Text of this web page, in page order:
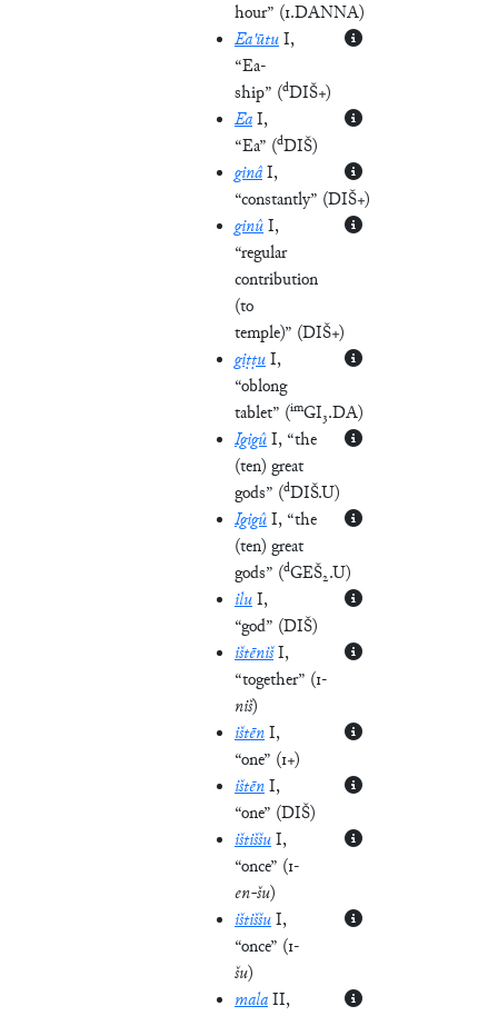
hour” (1.DANNA)
Ea'ūtuI,
“Ea-
ship” (dDIŠ+)
EaI,
“Ea” (dDIŠ)
ginâI,
“constantly” (DIŠ+)
ginûI,
“regular
contribution
(to
temple)” (DIŠ+)
giṭṭuI,
“oblong
tablet” (imGI₃.DA)
IgigûI, “the
(ten) great
gods” (dDIŠ.U)
IgigûI, “the
(ten) great
gods” (dGEŠ₂.U)
iluI,
“god” (DIŠ)
ištēnišI,
“together” (1-
niš)
ištēnI,
“one” (1+)
ištēnI,
“one” (DIŠ)
ištiššuI,
“once” (1-
en-šu)
ištiššuI,
“once” (1-
šu)
malaII,